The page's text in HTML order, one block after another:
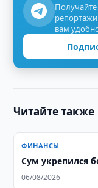
вам
Читайте также
ФИНАНСЫ
Сум укрепился
06/08/2026